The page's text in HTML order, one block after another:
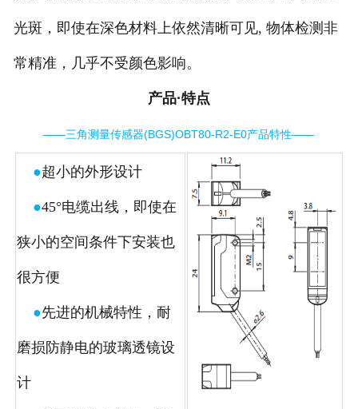
光斑，即使在深色材料上依然清晰可见, 物体检测非
常精准，几乎不受颜色影响。
产品·特点
——三角测量传感器(BGS)OBT80-R2-E0产品特性——
●超小的外形设计
●45°电缆出线，即使在
狭小的空间条件下安装也
很方便
●先进的机械特性，耐
磨损防静电的玻璃透镜设
计